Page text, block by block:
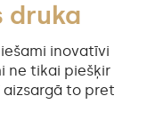
druka
inovatīvi
ne tikai piešķir
to pret